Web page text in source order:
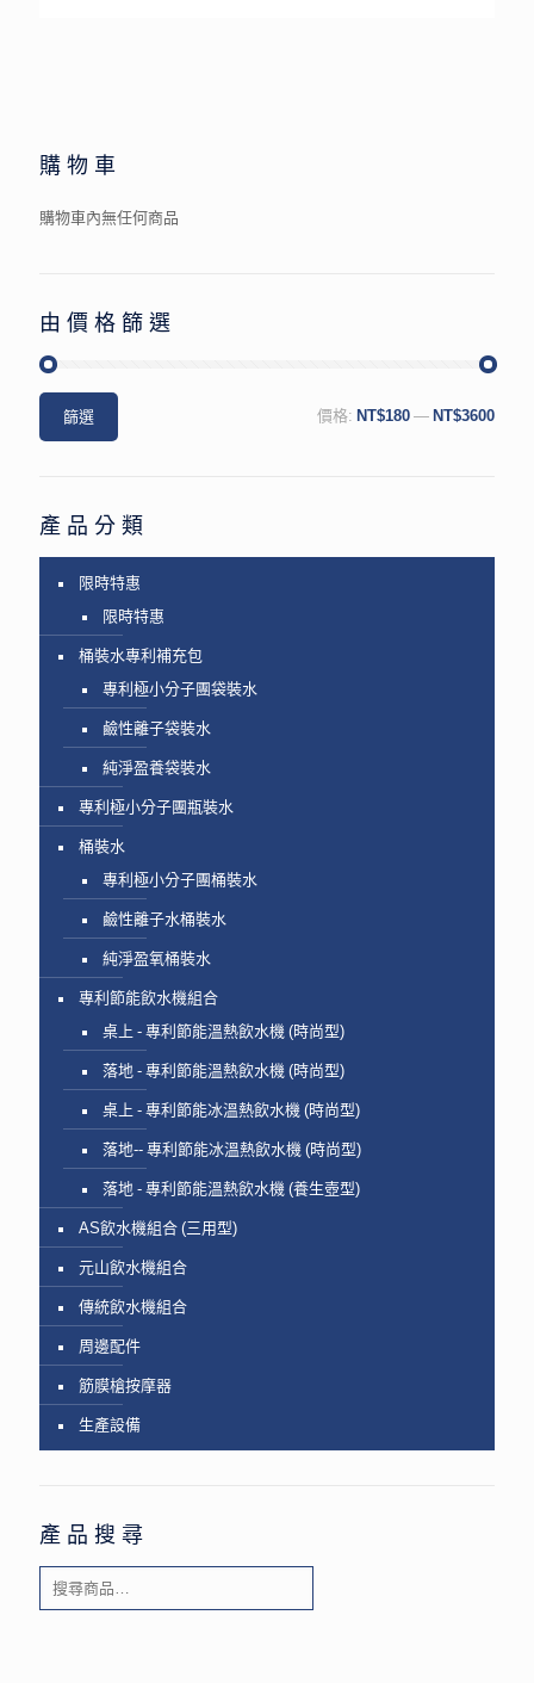
購物車
購物車內無任何商品
由價格篩選
篩選 價格: NT$180 — NT$3600
產品分類
限時特惠
限時特惠
桶裝水專利補充包
專利極小分子團袋裝水
鹼性離子袋裝水
純淨盈養袋裝水
專利極小分子團瓶裝水
桶裝水
專利極小分子團桶裝水
鹼性離子水桶裝水
純淨盈氧桶裝水
專利節能飲水機組合
桌上 - 專利節能溫熱飲水機 (時尚型)
落地 - 專利節能溫熱飲水機 (時尚型)
桌上 - 專利節能冰溫熱飲水機 (時尚型)
落地-- 專利節能冰溫熱飲水機 (時尚型)
落地 - 專利節能溫熱飲水機 (養生壺型)
AS飲水機組合 (三用型)
元山飲水機組合
傳統飲水機組合
周邊配件
筋膜槍按摩器
生產設備
產品搜尋